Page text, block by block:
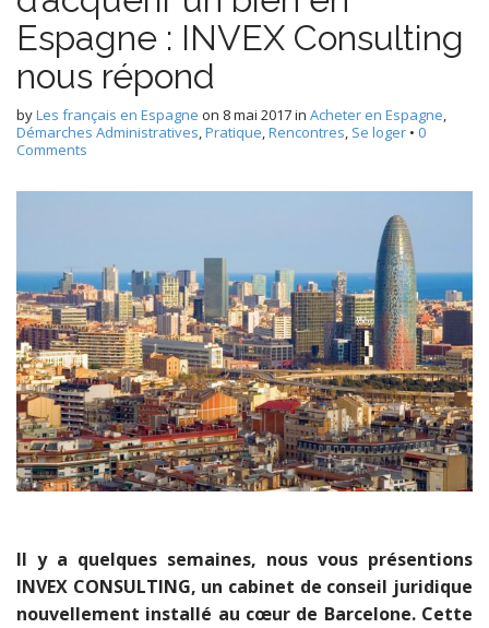
Espagne : INVEX Consulting
nous répond
byLes français en Espagne on 8 mai 2017in Acheter en Espagne,
Démarches Administratives,Pratique,Rencontres, Se loger • 0
Comments
Il y a quelques semaines, nous vous présentions
INVEX CONSULTING, un cabinet de conseil juridique
nouvellement installé au cœur de Barcelone. Cette